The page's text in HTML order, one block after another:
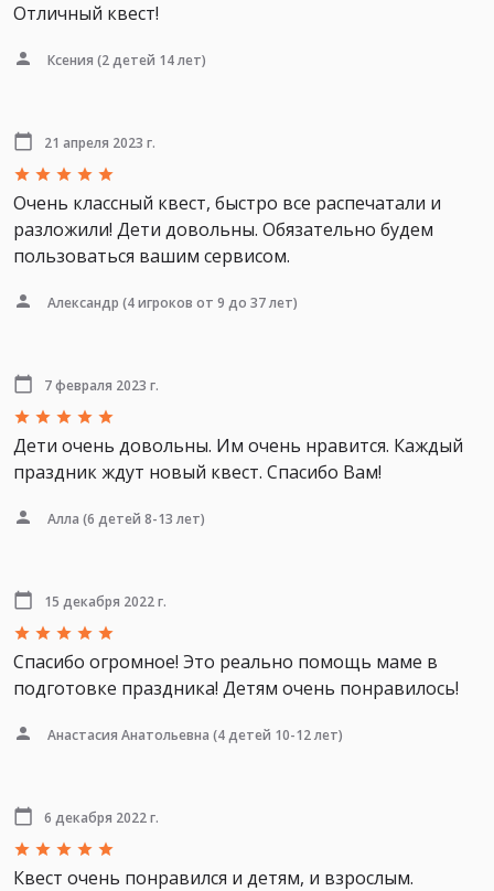
Отличный квест!
Ксения (2 детей 14 лет)
21 апреля 2023 г.
Очень классный квест, быстро все распечатали и
разложили! Дети довольны. Обязательно будем
пользоваться вашим сервисом.
Александр (4 игроков от 9 до 37 лет)
7 февраля 2023 г.
Дети очень довольны. Им очень нравится. Каждый
праздник ждут новый квест. Спасибо Вам!
Алла (6 детей 8-13 лет)
15 декабря 2022 г.
Спасибо огромное! Это реально помощь маме в
подготовке праздника! Детям очень понравилось!
Анастасия Анатольевна (4 детей 10-12 лет)
6 декабря 2022 г.
Квест очень понравился и детям, и взрослым.